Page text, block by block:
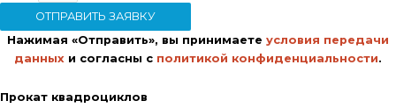
ОТПРАВИТЬ ЗАЯВКУ
Нажимая «Отправить», вы принимаете условия передачи
данных и согласны с политикой конфиденциальности.
Прокат квадроциклов